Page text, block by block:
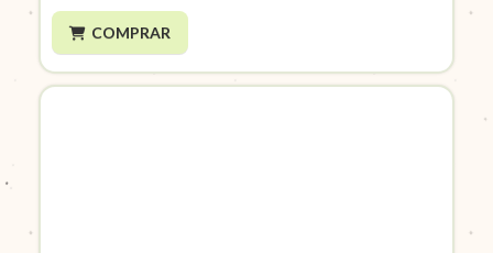
COMPRAR